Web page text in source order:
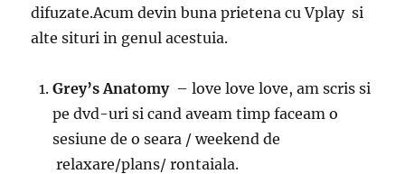
difuzate.Acum devin buna prietena cu Vplay si
alte situri in genul acestuia.
Grey’s Anatomy– love love love, am scris si
pe dvd-uri si cand aveam timp faceam o
sesiune de o seara / weekend de
relaxare/plans/ rontaiala.